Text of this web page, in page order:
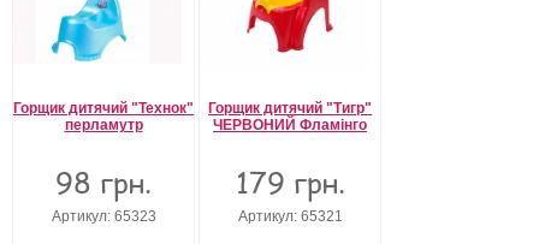
Горщик дитячий "Технок"
перламутр
98 грн.
Артикул: 65323
Горщик дитячий "Тигр"
ЧЕРВОНИЙ Фламінго
179 грн.
Артикул: 65321